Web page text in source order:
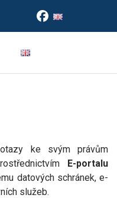
ke svým právům
E-portalu
datových schránek, e-
služeb.